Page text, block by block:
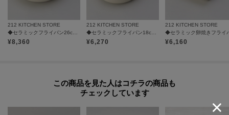
212 KITCHEN STORE
¥8,360
212 KITCHEN STORE
¥6,270
212 KITCHEN STORE
¥6,160
この商品を見た人はコチラの商品も
チェックしています